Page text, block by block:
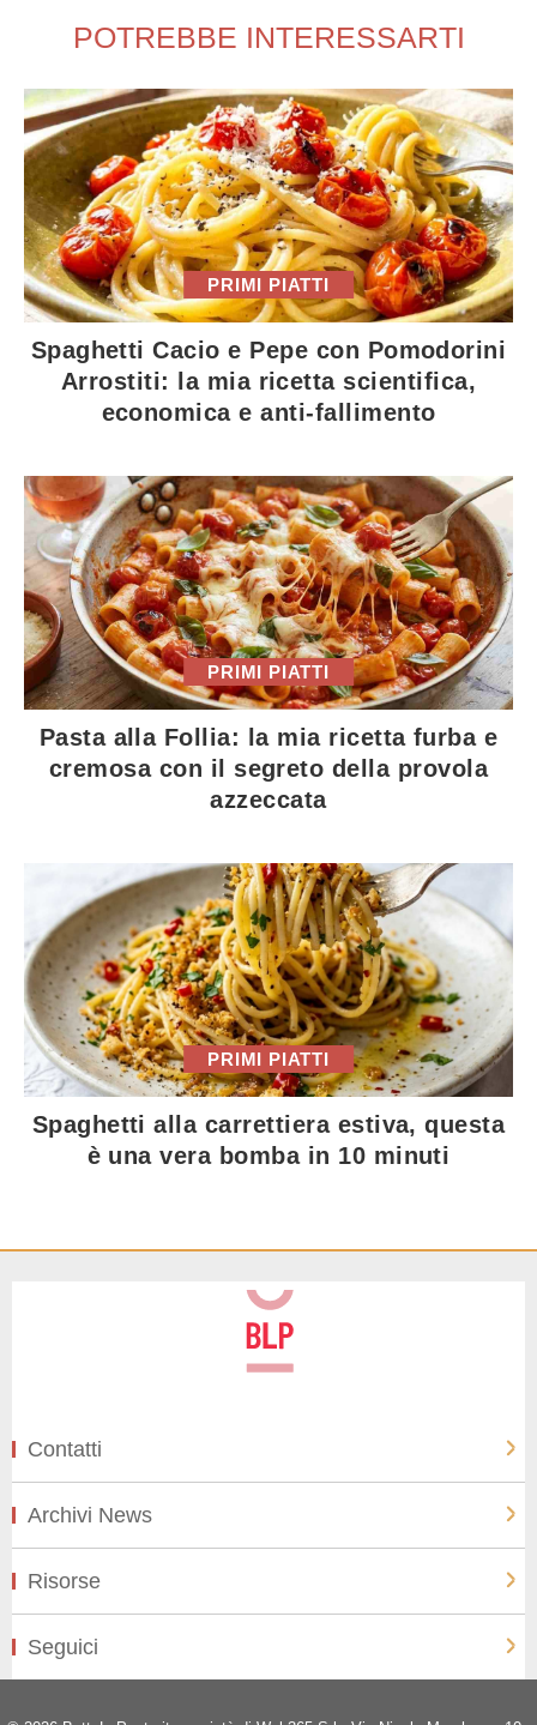
POTREBBE INTERESSARTI
PRIMI PIATTI
Spaghetti Cacio e Pepe con Pomodorini
Arrostiti: la mia ricetta scientifica,
economica e anti-fallimento
PRIMI PIATTI
Pasta alla Follia: la mia ricetta furba e
cremosa con il segreto della provola
azzeccata
PRIMI PIATTI
Spaghetti alla carrettiera estiva, questa
è una vera bomba in 10 minuti
Contatti
Archivi News
Risorse
Seguici